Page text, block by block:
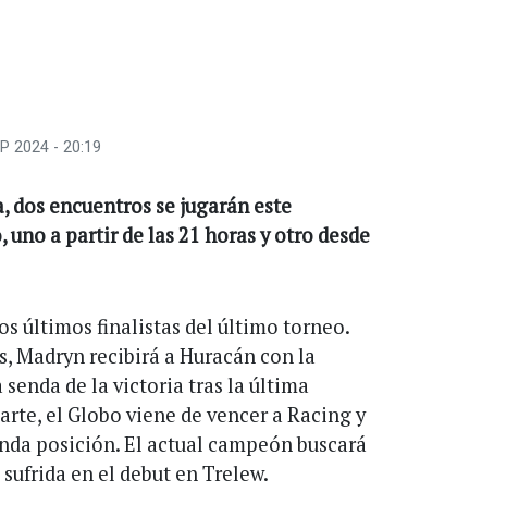
2024 - 20:19
dos encuentros se jugarán este
a partir de las 21 horas y otro desde
últimos finalistas del último torneo.
Madryn recibirá a Huracán con la
de la victoria tras la última
el Globo viene de vencer a Racing y
posición. El actual campeón buscará
en el debut en Trelew.